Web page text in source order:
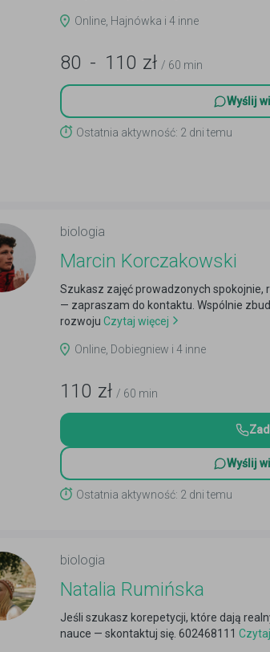
Online, Hajnówka i 4 inne
80 - 110 zł / 60 min
Wyślij
Ostatnia aktywność: 2 dni temu
biologia
Marcin Korczakowski
Szukasz zajęć prowadzonych spokojnie,
— zapraszam do kontaktu. Wspólnie
rozwoju Czytaj więcej
Online, Dobiegniew i 4 inne
110 zł / 60 min
Wyślij
Ostatnia aktywność: 2 dni temu
biologia
Natalia Rumińska
Jeśli szukasz korepetycji, które dają
nauce — skontaktuj się. 602468111